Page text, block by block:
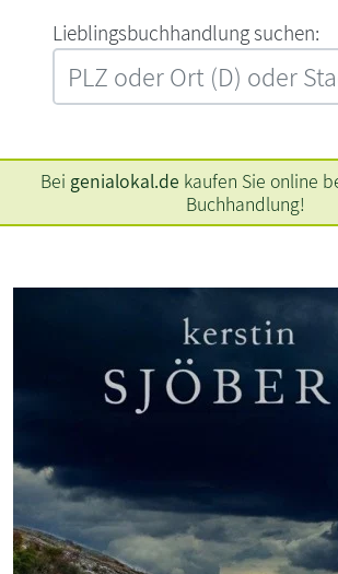
L‍i‍e‍b‍l‍i‍n‍g‍s‍b‍u‍c‍h‍h‍a‍n‍d‍l‍u‍n‍g‍ ‍s‍u‍c‍h‍e‍n‍:‍
Bei genialokal.de kaufen Sie online
Buchhandlung!